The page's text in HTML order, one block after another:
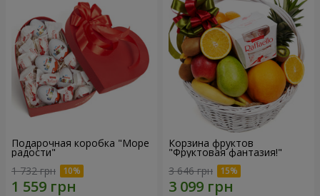
Подарочная коробка "Море
радости"
1 732 грн
Корзина фруктов
"Фруктовая фантазия!"
3 646 грн